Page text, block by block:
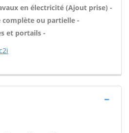
en électricité (Ajout prise) -
ou partielle -
et portails -